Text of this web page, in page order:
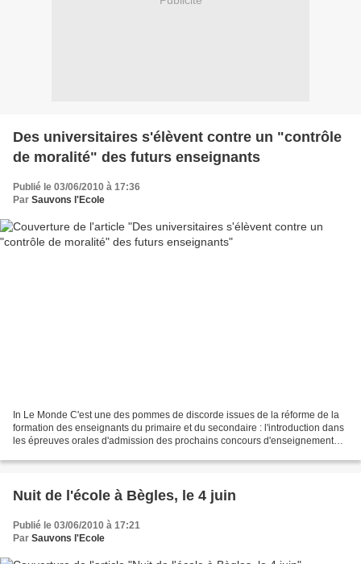
Des universitaires s'élèvent contre un "contrôle
de moralité" des futurs enseignants
Publié le 03/06/2010 à 17:36
Par Sauvons l'Ecole
In Le Monde C'est une des pommes de discorde issues de la réforme de la
formation des enseignants du primaire et du secondaire : l'introduction dans
les épreuves orales d'admission des prochains concours d'enseignement
Nuit de l'école à Bègles, le 4 juin
Publié le 03/06/2010 à 17:21
Par Sauvons l'Ecole